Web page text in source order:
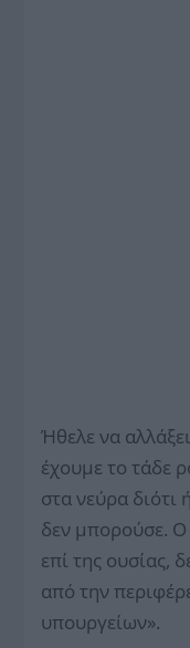
Ήθελε να
έχουμε το τάδε
στα νεύρα διότι
δεν μπορούσε. Ο
επί της ουσίας,
από την
υπουργείων».